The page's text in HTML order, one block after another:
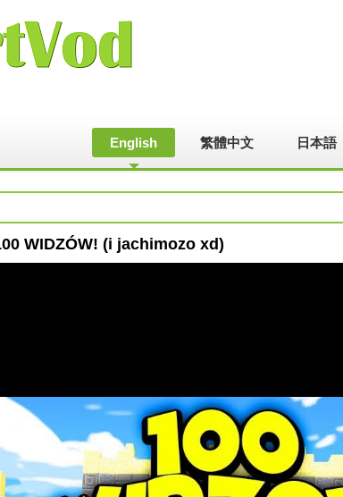
English 繁體中文 日本語
WIDZÓW! (i jachimozo xd)